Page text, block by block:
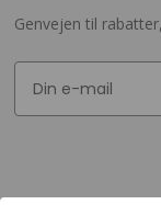
Genvejen til